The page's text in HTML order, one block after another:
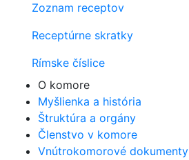
Zoznam receptov
Receptúrne skratky
Rímske číslice
O komore
Myšlienka a história
Štruktúra a orgány
Členstvo v komore
Vnútrokomorové dokumenty